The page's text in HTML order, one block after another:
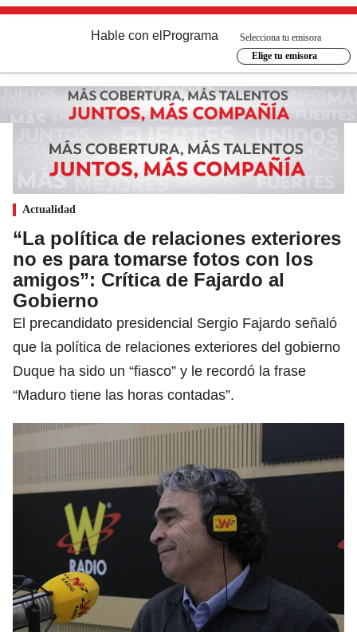
Hable con el Programa
Selecciona tu emisora
Elige tu emisora
Actualidad
“La política de relaciones exteriores
no es para tomarse fotos con los
amigos”: Crítica de Fajardo al
Gobierno
El precandidato presidencial Sergio Fajardo señaló
que la política de relaciones exteriores del gobierno
Duque ha sido un “fiasco” y le recordó la frase
“Maduro tiene las horas contadas”.